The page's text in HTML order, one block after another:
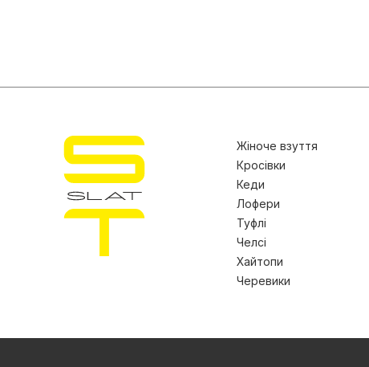
Жіноче взуття
Кросівки
Кеди
Лофери
Туфлі
Челсі
Хайтопи
Черевики